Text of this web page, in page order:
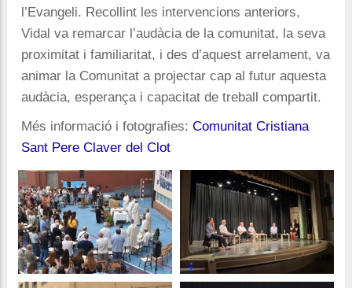
l’Evangeli. Recollint les intervencions anteriors,
Vidal va remarcar l’audàcia de la comunitat, la seva
proximitat i familiaritat, i des d’aquest arrelament, va
animar la Comunitat a projectar cap al futur aquesta
audàcia, esperança i capacitat de treball compartit.
Més informació i fotografies: Comunitat Cristiana
Sant Pere Claver del Clot